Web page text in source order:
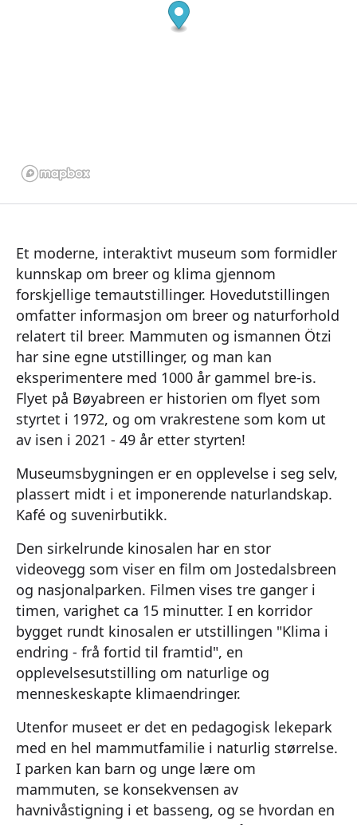
Et moderne, interaktivt museum som formidler
kunnskap om breer og klima gjennom
forskjellige temautstillinger. Hovedutstillingen
omfatter informasjon om breer og naturforhold
relatert til breer. Mammuten og ismannen Ötzi
har sine egne utstillinger, og man kan
eksperimentere med 1000 år gammel bre-is.
Flyet på Bøyabreen er historien om flyet som
styrtet i 1972, og om vrakrestene som kom ut
av isen i 2021 - 49 år etter styrten!
Museumsbygningen er en opplevelse i seg selv,
plassert midt i et imponerende naturlandskap.
Kafé og suvenirbutikk.
Den sirkelrunde kinosalen har en stor
videovegg som viser en film om Jostedalsbreen
og nasjonalparken. Filmen vises tre ganger i
timen, varighet ca 15 minutter. I en korridor
bygget rundt kinosalen er utstillingen "Klima i
endring - frå fortid til framtid", en
opplevelsesutstilling om naturlige og
menneskeskapte klimaendringer.
Utenfor museet er det en pedagogisk lekepark
med en hel mammutfamilie i naturlig størrelse.
I parken kan barn og unge lære om
mammuten, se konsekvensen av
havnivåstigning i et basseng, og se hvordan en